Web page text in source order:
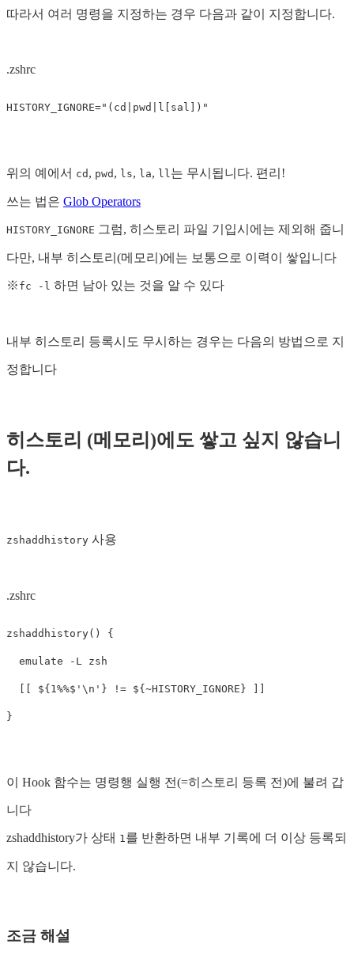
따라서 여러 명령을 지정하는 경우 다음과 같이 지정합니다.
.zshrc
HISTORY_IGNORE="(cd|pwd|l[sal])"
위의 예에서 cd , pwd , ls, la, ll 는 무시됩니다. 편리!
쓰는 법은 Glob Operators
HISTORY_IGNORE 그럼, 히스토리 파일 기입시에는 제외해 줍니
다만, 내부 히스토리(메모리)에는 보통으로 이력이 쌓입니다
※ fc -l 하면 남아 있는 것을 알 수 있다
내부 히스토리 등록시도 무시하는 경우는 다음의 방법으로 지
정합니다
히스토리 (메모리)에도 쌓고 싶지 않습니
다.
zshaddhistory 사용
.zshrc
zshaddhistory() {
  emulate
-L zsh
[[ ${1 %%$' \n ' } != ${~HISTORY_IGNORE} ]]
}
이 Hook 함수는 명령행 실행 전(=히스토리 등록 전)에 불려 갑
니다
zshaddhistory가 상태 1 를 반환하면 내부 기록에 더 이상 등록되
지 않습니다.
조금 해설